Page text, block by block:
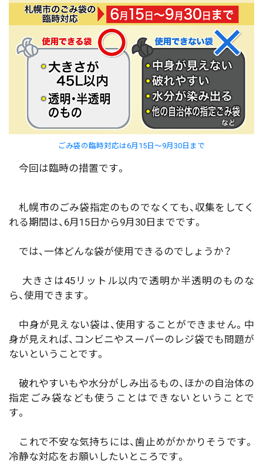
ごみ袋の臨時対応は6月15日～9月30日まで
今回は臨時の措置です。
札幌市のごみ袋指定のものでなくても、収集をしてく
れる期間は、6月15日から9月30日までです。
では、一体どんな袋が使用できるのでしょうか？
大きさは45リットル以内で透明か半透明のものな
ら、使用できます。
中身が見えない袋は、使用することができません。中
身が見えれば、コンビニやスーパーのレジ袋でも問題が
ないということです。
破れやすいもや水分がしみ出るもの、ほかの自治体の
指定ごみ袋なども使うことはできないということで
す。
これで不安な気持ちには、歯止めがかかりそうです。
冷静な対応をお願いしたいところです。